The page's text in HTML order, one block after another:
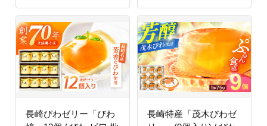
長崎びわゼリー「びわ
長崎特産「茂木びわゼ